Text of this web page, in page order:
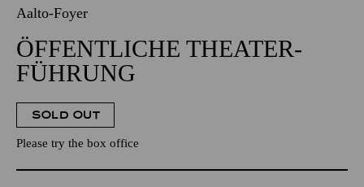
Aalto-Foyer
ÖFFENTLICHE THEATER­
FÜHRUNG
SOLD OUT
Please try the box office